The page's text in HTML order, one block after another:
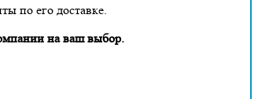
по его доставке.
на ваш выбор.